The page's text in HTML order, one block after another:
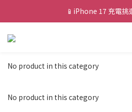
💰新會員送 $88
📱iPhone 17 充電挑
🎟️ 去領優惠券
No product in this category
No product in this category